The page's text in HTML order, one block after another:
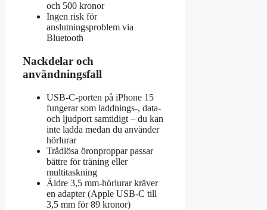
och 500 kronor
Ingen risk för
anslutningsproblem via
Bluetooth
Nackdelar och
användningsfall
USB-C-porten på iPhone 15
fungerar som laddnings-, data-
och ljudport samtidigt – du kan
inte ladda medan du använder
hörlurar
Trådlösa öronproppar passar
bättre för träning eller
multitaskning
Äldre 3,5 mm-hörlurar kräver
en adapter (Apple USB-C till
3,5 mm för 89 kronor)